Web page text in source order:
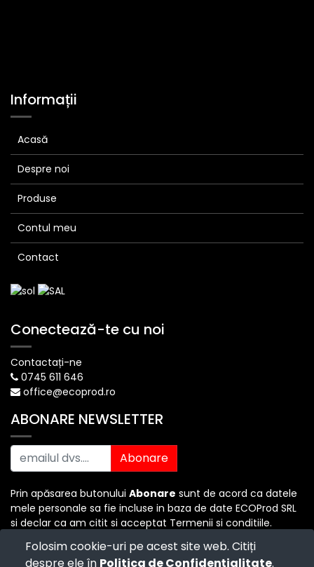
Folosim cookie-uri pe acest site web. Citiți
despre ele în Politica de Confidențialitate.
Informații
Acasă
Despre noi
Produse
Contul meu
Contact
Conectează-te cu noi
Contactați-ne
0745 611 646
office@ecoprod.ro
ABONARE NEWSLETTER
Abonare
Prin apăsarea butonului Abonare sunt de acord ca datele
mele personale sa fie incluse in baza de date ECOProd SRL
si declar ca am citit si acceptat Termenii si conditiile.